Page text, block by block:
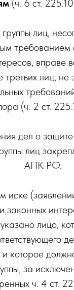
(ч. 6 ст.
лиц,
требованием
вправе
третьих лиц,
(ч. 2 ст.
дел о
лиц
АПК РФ.
иске
законных
лицо,
и которое
за
ч. 4 ст.